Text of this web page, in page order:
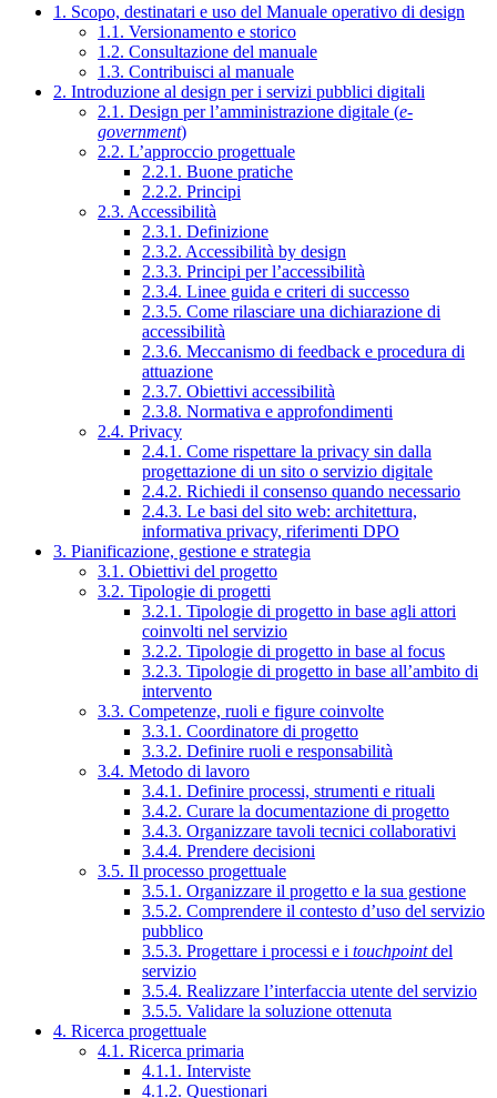
1. Scopo, destinatari e uso del Manuale operativo di design
1.1. Versionamento e storico
1.2. Consultazione del manuale
1.3. Contribuisci al manuale
2. Introduzione al design per i servizi pubblici digitali
2.1. Design per l’amministrazione digitale (e-
government)
2.2. L’approccio progettuale
2.2.1. Buone pratiche
2.2.2. Principi
2.3. Accessibilità
2.3.1. Definizione
2.3.2. Accessibilità by design
2.3.3. Principi per l’accessibilità
2.3.4. Linee guida e criteri di successo
2.3.5. Come rilasciare una dichiarazione di
accessibilità
2.3.6. Meccanismo di feedback e procedura di
attuazione
2.3.7. Obiettivi accessibilità
2.3.8. Normativa e approfondimenti
2.4. Privacy
2.4.1. Come rispettare la privacy sin dalla
progettazione di un sito o servizio digitale
2.4.2. Richiedi il consenso quando necessario
2.4.3. Le basi del sito web: architettura,
informativa privacy, riferimenti DPO
3. Pianificazione, gestione e strategia
3.1. Obiettivi del progetto
3.2. Tipologie di progetti
3.2.1. Tipologie di progetto in base agli attori
coinvolti nel servizio
3.2.2. Tipologie di progetto in base al focus
3.2.3. Tipologie di progetto in base all’ambito di
intervento
3.3. Competenze, ruoli e figure coinvolte
3.3.1. Coordinatore di progetto
3.3.2. Definire ruoli e responsabilità
3.4. Metodo di lavoro
3.4.1. Definire processi, strumenti e rituali
3.4.2. Curare la documentazione di progetto
3.4.3. Organizzare tavoli tecnici collaborativi
3.4.4. Prendere decisioni
3.5. Il processo progettuale
3.5.1. Organizzare il progetto e la sua gestione
3.5.2. Comprendere il contesto d’uso del servizio
pubblico
3.5.3. Progettare i processi e i touchpointdel
servizio
3.5.4. Realizzare l’interfaccia utente del servizio
3.5.5. Validare la soluzione ottenuta
4. Ricerca progettuale
4.1. Ricerca primaria
4.1.1. Interviste
4.1.2. Questionari